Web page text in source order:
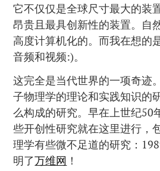
它不仅仅是全球尺寸最大的装
昂贵且最具创新性的装置。自
高度计算机化的。而我在想的
音频和视频:)。
这完全是当代世界的一项奇迹
子物理学的理论和实践知识的
么构成的研究。早在上世纪50
些开创性研究就在这里进行，
理学有些微不足道的研究：
明了万维网 ！